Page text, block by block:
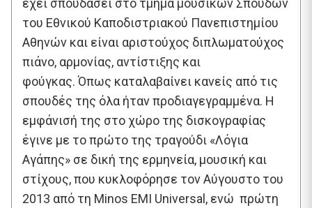
έχει σπουδάσει στο τμήμα μουσικών Σπουδών
του Εθνικού Καποδιστριακού Πανεπιστημίου
Αθηνών και είναι αριστούχος διπλωματούχος
πιάνο, αρμονίας, αντίστιξης και
φούγκας. Όπως καταλαβαίνει κανείς από τις
σπουδές της όλα ήταν προδιαγεγραμμένα. Η
εμφάνισή της στο χώρο της δισκογραφίας
έγινε με το πρώτο της τραγούδι «Λόγια
Αγάπης» σε δική της ερμηνεία, μουσική και
στίχους, που κυκλοφόρησε τον Αύγουστο του
2013 από τη Minos EMI Universal, ενώ πρώτη